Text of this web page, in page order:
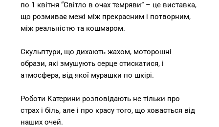
по 1 квітня “Світло в очах темряви” – це виставка,
що розмиває межі між прекрасним і потворним,
між реальністю та кошмаром.
Скульптури, що дихають жахом, моторошні
образи, які змушують серце стискатися, і
атмосфера, від якої мурашки по шкірі.
Роботи Катерини розповідають не тільки про
страх і біль, але і про красу того, що ховається від
наших очей.